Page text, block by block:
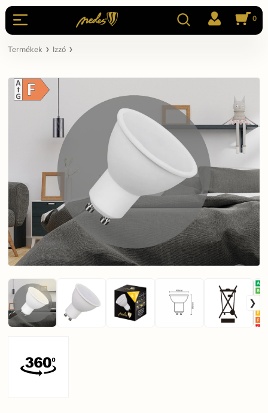
0
Termékek Izzó